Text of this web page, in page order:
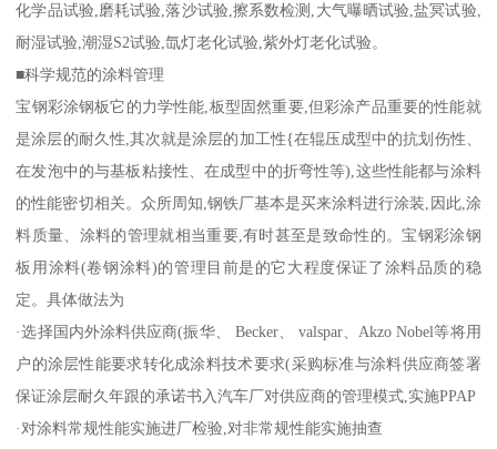
化学品试验,磨耗试验,落沙试验,擦系数检测,大气曝晒试验,盐冥试验,
耐湿试验,潮湿S2试验,氙灯老化试验,紫外灯老化试验。
■科学规范的涂料管理
宝钢彩涂钢板它的力学性能,板型固然重要,但彩涂产品重要的性能就
是涂层的耐久性,其次就是涂层的加工性{在辊压成型中的抗划伤性、
在发泡中的与基板粘接性、在成型中的折弯性等),这些性能都与涂料
的性能密切相关。众所周知,钢铁厂基本是买来涂料进行涂装,因此,涂
料质量、涂料的管理就相当重要,有时甚至是致命性的。宝钢彩涂钢
板用涂料(卷钢涂料)的管理目前是的它大程度保证了涂料品质的稳
定。具体做法为
·选择国内外涂料供应商(振华、 Becker、 valspar、Akzo Nobel等将用
户的涂层性能要求转化成涂料技术要求(采购标准与涂料供应商签署
保证涂层耐久年跟的承诺书入汽车厂对供应商的管理模式,实施PPAP
·对涂料常规性能实施进厂检验,对非常规性能实施抽查